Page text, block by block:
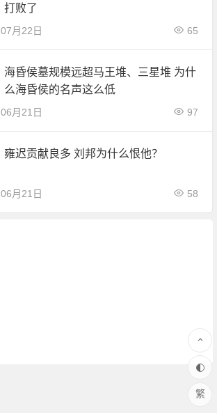
打败了
07月22日 65
海昏侯墓规模远超马王堆、三星堆 为什
么海昏侯的名声这么低
06月21日 97
雍迟贡献良多 刘邦为什么恨他？
06月21日 58
繁